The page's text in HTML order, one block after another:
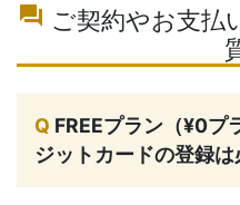
question_answer ご契約やお支払
Q FREEプラン（¥0プ
ジットカードの登録は